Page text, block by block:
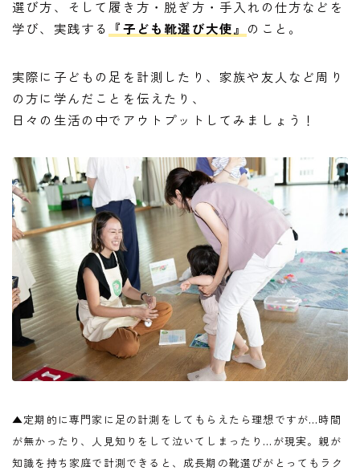
選び方、そして履き方・脱ぎ方・手入れの仕方などを
学び、実践する 『子ども靴選び大使』 のこと。
実際に子どもの足を計測したり、家族や友人など周り
の方に学んだことを伝えたり、
日々の生活の中でアウトプットしてみましょう！
▲定期的に専門家に足の計測をしてもらえたら理想ですが…時間
が無かったり、人見知りをして泣いてしまったり…が現実。親が
知識を持ち家庭で計測できると、成長期の靴選びがとってもラク